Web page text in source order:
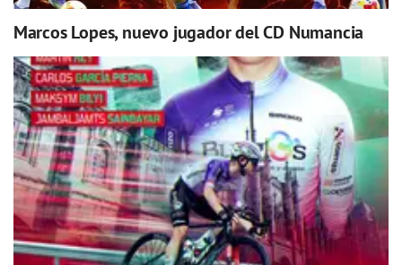
Marcos Lopes, nuevo jugador del CD Numancia